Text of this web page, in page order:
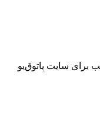
برای سایت پاتوق‌یو